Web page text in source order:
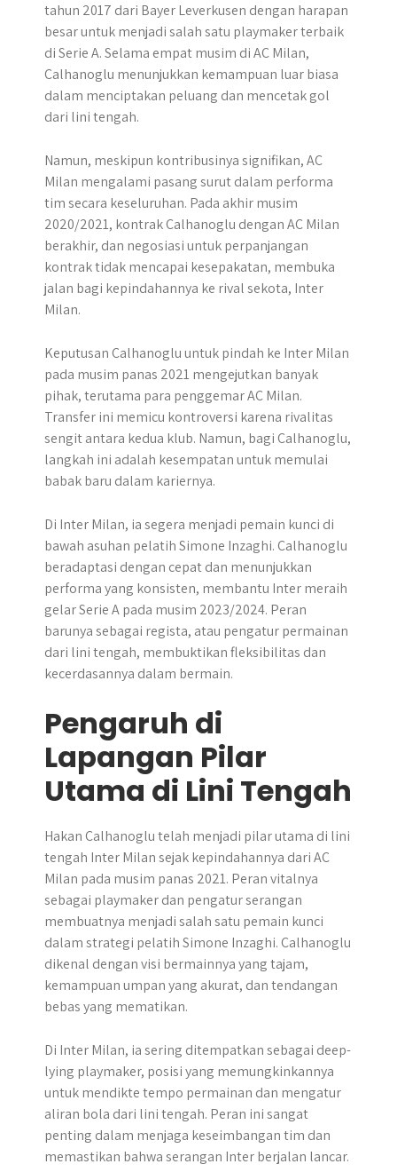
tahun 2017 dari Bayer Leverkusen dengan harapan
besar untuk menjadi salah satu playmaker terbaik
di Serie A. Selama empat musim di AC Milan,
Calhanoglu menunjukkan kemampuan luar biasa
dalam menciptakan peluang dan mencetak gol
dari lini tengah.
Namun, meskipun kontribusinya signifikan, AC
Milan mengalami pasang surut dalam performa
tim secara keseluruhan. Pada akhir musim
2020/2021, kontrak Calhanoglu dengan AC Milan
berakhir, dan negosiasi untuk perpanjangan
kontrak tidak mencapai kesepakatan, membuka
jalan bagi kepindahannya ke rival sekota, Inter
Milan.
Keputusan Calhanoglu untuk pindah ke Inter Milan
pada musim panas 2021 mengejutkan banyak
pihak, terutama para penggemar AC Milan.
Transfer ini memicu kontroversi karena rivalitas
sengit antara kedua klub. Namun, bagi Calhanoglu,
langkah ini adalah kesempatan untuk memulai
babak baru dalam kariernya.
Di Inter Milan, ia segera menjadi pemain kunci di
bawah asuhan pelatih Simone Inzaghi. Calhanoglu
beradaptasi dengan cepat dan menunjukkan
performa yang konsisten, membantu Inter meraih
gelar Serie A pada musim 2023/2024. Peran
barunya sebagai regista, atau pengatur permainan
dari lini tengah, membuktikan fleksibilitas dan
kecerdasannya dalam bermain.
Pengaruh di
Lapangan Pilar
Utama di Lini Tengah
Hakan Calhanoglu telah menjadi pilar utama di lini
tengah Inter Milan sejak kepindahannya dari AC
Milan pada musim panas 2021. Peran vitalnya
sebagai playmaker dan pengatur serangan
membuatnya menjadi salah satu pemain kunci
dalam strategi pelatih Simone Inzaghi. Calhanoglu
dikenal dengan visi bermainnya yang tajam,
kemampuan umpan yang akurat, dan tendangan
bebas yang mematikan.
Di Inter Milan, ia sering ditempatkan sebagai deep-
lying playmaker, posisi yang memungkinkannya
untuk mendikte tempo permainan dan mengatur
aliran bola dari lini tengah. Peran ini sangat
penting dalam menjaga keseimbangan tim dan
memastikan bahwa serangan Inter berjalan lancar.